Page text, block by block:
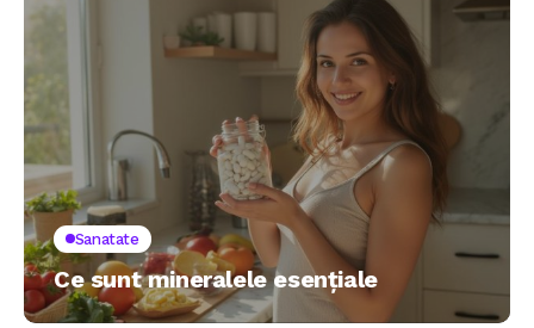
Sanatate
Ce sunt mineralele esențiale